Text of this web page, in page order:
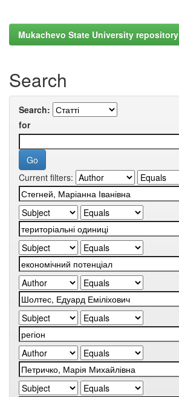
Mukachevo State University repository
Search
Search:
for
Current filters: